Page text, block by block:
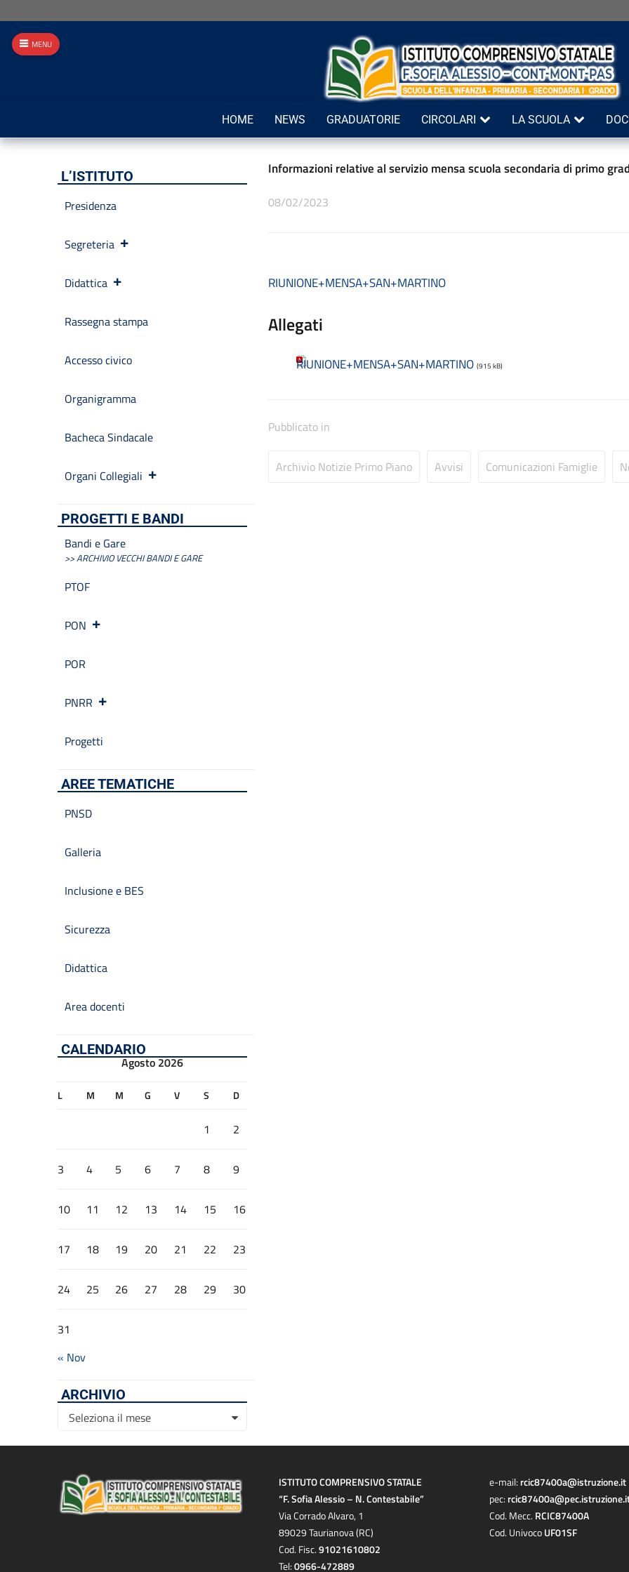
HOME NEWS GRADUATORIE CIRCOLARI LA SCUOLA
Informazioni relative al servizio mensa scuola secondaria di primo
08/02/2023
RIUNIONE+MENSA+SAN+MARTINO
Allegati
RIUNIONE+MENSA+SAN+MARTINO (915 kB)
Pubblicato in
Archivio Notizie Primo Piano Avvisi Comunicazioni Famiglie
L’ISTITUTO
Presidenza
Segreteria
Didattica
Rassegna stampa
Accesso civico
Organigramma
Bacheca Sindacale
Organi Collegiali
PROGETTI E BANDI
Bandi e Gare
>> ARCHIVIO VECCHI BANDI E GARE
PTOF
PON
POR
PNRR
Progetti
AREE TEMATICHE
PNSD
Galleria
Inclusione e BES
Sicurezza
Didattica
Area docenti
CALENDARIO
Agosto 2026
L M M G V S D
1 2
3 4 5 6 7 8 9
10 11 12 13 14 15 16
17 18 19 20 21 22 23
24 25 26 27 28 29 30
31
« Nov
ARCHIVIO
Archivio
Seleziona il mese
ISTITUTO COMPRENSIVO STATALE
“F. Sofia Alessio – N. Contestabile”
Via Corrado Alvaro, 1
89029 Taurianova (RC)
Cod. Fisc.91021610802
Tel:0966-472889
e-mail: rcic87400a@istruzione.it
pec:
Cod. Mecc. RCIC87400A
Cod. UnivocoUF01SF
MENU